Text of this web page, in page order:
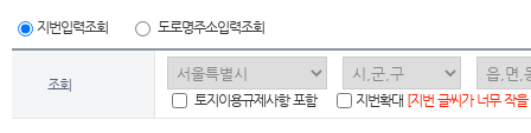
지번입력조회 도로명주소입력조회
조회
토지이용규제사항 포함
지번확대 [지번 글씨가 너무 작